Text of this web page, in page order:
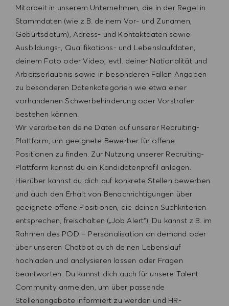
Mitarbeit in unserem Unternehmen, die in der Regel in
Stammdaten (wie z.B. deinem Vor- und Zunamen,
Geburtsdatum), Adress- und Kontaktdaten sowie
Ausbildungs-, Qualifikations- und Lebenslaufdaten,
deinem Foto oder Video, evtl. deiner Nationalität und
Arbeitserlaubnis sowie in besonderen Fällen Angaben
zu besonderen Datenkategorien wie etwa einer
vorhandenen Schwerbehinderung oder Vorstrafen
bestehen können.
Wir verarbeiten deine Daten auf unserer Recruiting-
Plattform, um geeignete Bewerber für offene
Positionen zu finden. Zur Nutzung unserer Recruiting-
Plattform kannst du ein Kandidatenprofil anlegen.
Hierüber kannst du dich auf konkrete Stellen bewerben
und auch den Erhalt von Benachrichtigungen über
geeignete offene Positionen, die deinen Suchkriterien
entsprechen, freischalten („Job Alert“). Du kannst z.B. im
Rahmen des POD – Personalisation on demand oder
über unseren Chatbot auch deinen Lebenslauf
hochladen und analysieren lassen oder Fragen
beantworten. Du kannst dich auch für unsere Talent
Community anmelden, um über passende
Stellenangebote informiert zu werden und HR-